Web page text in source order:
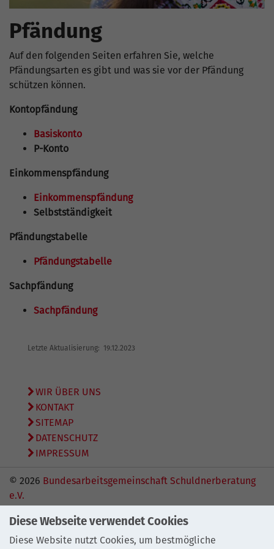
Pfändung
Auf den folgenden Seiten erfahren Sie, welche
Pfändungsarten es gibt und was sie vor der Pfändung
schützen können.
Kontopfändung
Basiskonto
P-Konto
Einkommenspfändung
Einkommenspfändung
Selbstständigkeit
Pfändungstabelle
Pfändungstabelle
Sachpfändung
Sachpfändung
Letzte Aktualisierung: 19.12.2023
WIR ÜBER UNS
KONTAKT
SITEMAP
DATENSCHUTZ
IMPRESSUM
© 2026 Bundesarbeitsgemeinschaft Schuldnerberatung
e.V.
Diese Webseite verwendet Cookies
Diese Website nutzt Cookies, um bestmögliche